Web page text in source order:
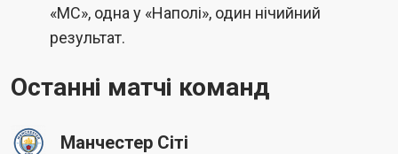
«МС», одна у «Наполі», один нічийний
результат.
Останні матчі команд
Манчестер Сіті